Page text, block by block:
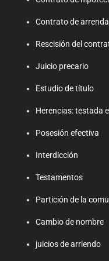
Contrato de
Rescisión del
Juicio precario
Estudio de título
Herencias: testada
Posesión efectiva
Interdicción
Testamentos
Partición de la
Cambio de nombre
juicios de arriendo